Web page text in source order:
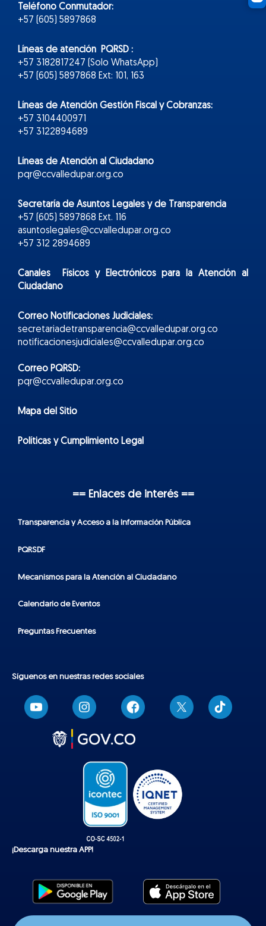
Teléfono Conmutador:
+57 (605) 5897868
Líneas de atención PQRSD :
+57 3182817247 (Solo WhatsApp)
+57 (605) 5897868 Ext: 101, 163
Líneas de Atención Gestión Fiscal y Cobranzas:
+57 3104400971
+57 3122894689
Líneas de Atención al Ciudadano
pqr@ccvalledupar.org.co
Secretaría de Asuntos Legales y de Transparencia
+57 (605) 5897868 Ext. 116
asuntoslegales@ccvalledupar.org.co
+57 312 2894689
Canales Físicos yElectrónicospara la Atención al
Ciudadano
Correo Notificaciones Judiciales:
secretariadetransparencia@ccvalledupar.org.co
notificacionesjudiciales@ccvalledupar.org.co
Correo PQRSD:
pqr@ccvalledupar.org.co
Mapa del Sitio
Políticas y Cumplimiento Legal
== Enlaces de interés ==
Transparencia y Acceso a la Información Pública
PQRSDF
Mecanismos para la Atención al Ciudadano
Calendario de Eventos
Preguntas Frecuentes
Síguenos en nuestras redes sociales
T
i
k
¡Descarga nuestra APP!